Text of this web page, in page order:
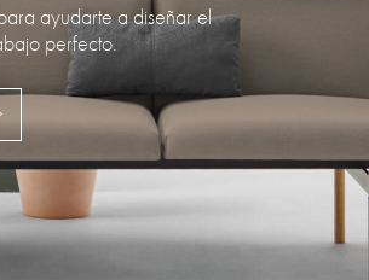
ayudarte a diseñar el
perfecto.